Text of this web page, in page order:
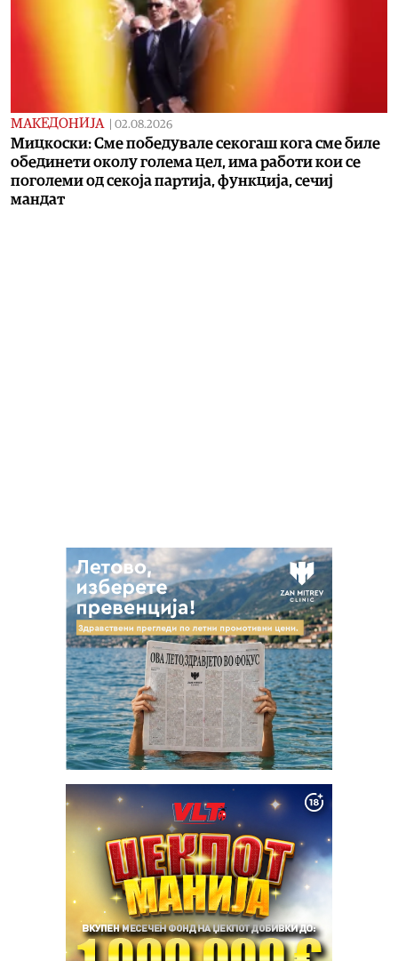
МАКЕДОНИЈА | 02.08.2026
Мицкоски: Сме победувале секогаш кога сме биле
обединети околу голема цел, има работи кои се
поголеми од секоја партија, функција, сечиј
мандат